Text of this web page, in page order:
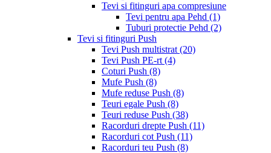
Tevi si fitinguri apa compresiune
Tevi pentru apa Pehd (1)
Tuburi protectie Pehd (2)
Tevi si fitinguri Push
Tevi Push multistrat (20)
Tevi Push PE-rt (4)
Coturi Push (8)
Mufe Push (8)
Mufe reduse Push (8)
Teuri egale Push (8)
Teuri reduse Push (38)
Racorduri drepte Push (11)
Racorduri cot Push (11)
Racorduri teu Push (8)